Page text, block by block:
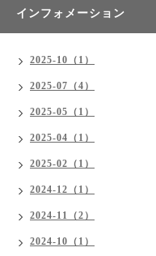
インフォメーション
2025-10（1）
2025-07（4）
2025-05（1）
2025-04（1）
2025-02（1）
2024-12（1）
2024-11（2）
2024-10（1）